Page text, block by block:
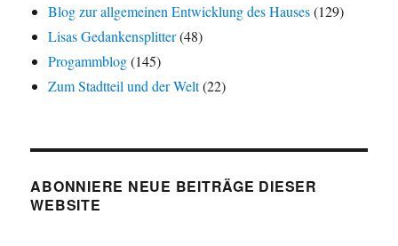
Blog zur allgemeinen Entwicklung des Hauses(129)
Lisas Gedankensplitter(48)
Progammblog(145)
Zum Stadtteil und der Welt(22)
ABONNIERE NEUE BEITRÄGE DIESER
WEBSITE